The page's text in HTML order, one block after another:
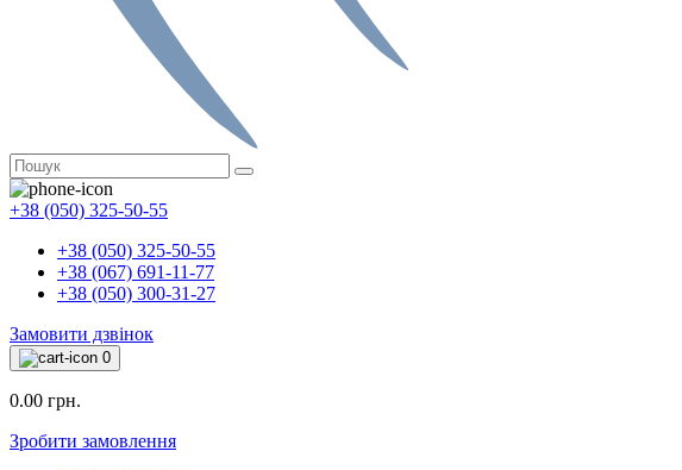
+38 (050) 325-50-55
+38 (050) 325-50-55
+38 (067) 691-11-77
+38 (050) 300-31-27
Замовити дзвінок
0
0.00 грн.
Зробити замовлення